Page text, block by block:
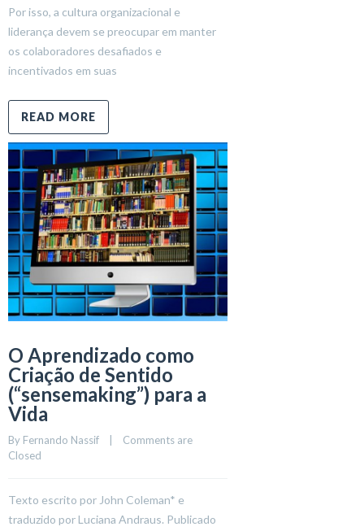
Por isso, a cultura organizacional e
liderança devem se preocupar em manter
os colaboradores desafiados e
incentivados em suas
READ MORE
O Aprendizado como
Criação de Sentido
(“sensemaking”) para a
Vida
By Fernando Nassif
Comments are
Closed
Texto escrito por John Coleman* e
traduzido por Luciana Andraus. Publicado